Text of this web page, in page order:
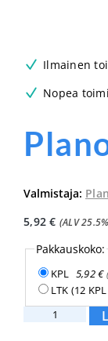
Ilmainen
Nopea
Valmistaja:
5,92€ (ALV
Pakkauskoko:
KPL 5,92€
LTK (12